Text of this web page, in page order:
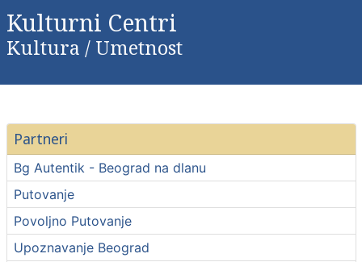
Kulturni Centri
Kultura / Umetnost
Partneri
Bg Autentik - Beograd na dlanu
Putovanje
Povoljno Putovanje
Upoznavanje Beograd